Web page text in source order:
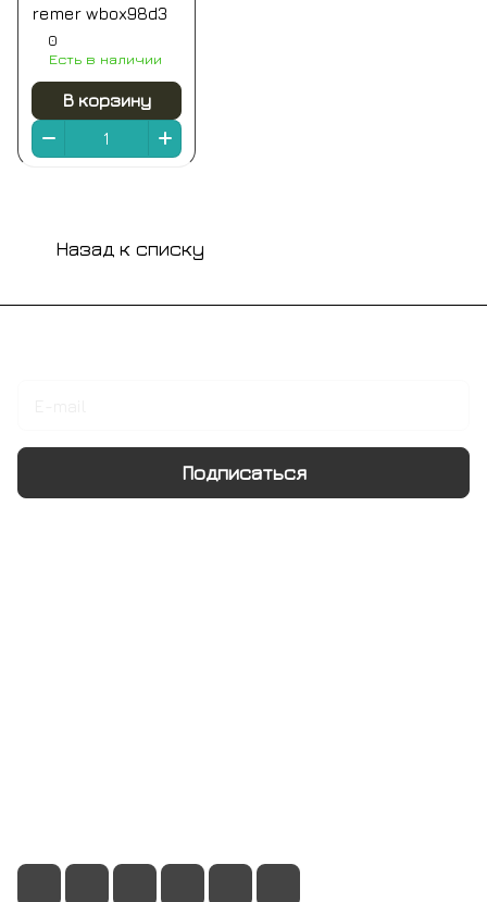
remer wbox98d3
0
Есть в наличии
В корзину
Назад к списку
Подписаться